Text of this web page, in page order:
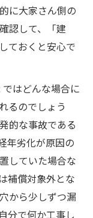
に大家さん側の
認して、「建
ておくと安心で
ではどんな場合に
るのでしょう
的な事故である
年劣化が原因の
していた場合な
補償対象外とな
から少しずつ漏
分で何か工事し